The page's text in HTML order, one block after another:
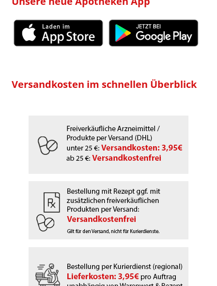
Versandkosten im schnellen Überblick